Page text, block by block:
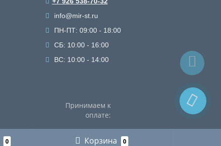
info@mir-st.ru
ПН-ПТ: 09:00 - 18:00
СБ: 10:00 - 16:00
ВС: 10:00 - 14:00
Принимаем к
оплате:
0 Корзина 0